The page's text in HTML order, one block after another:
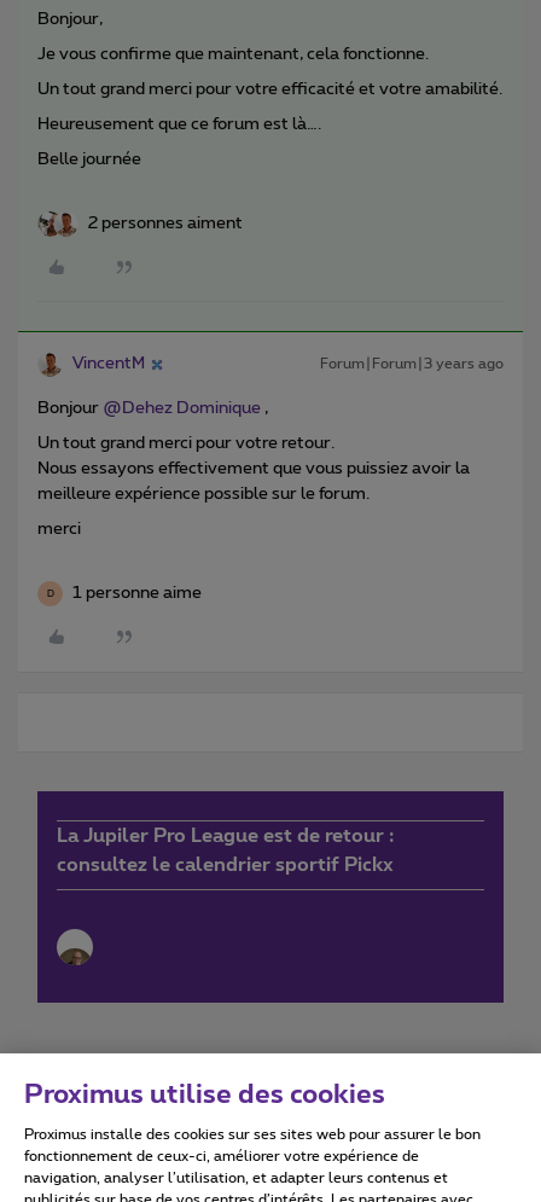
Bonjour,
Je vous confirme que maintenant, cela fonctionne.
Un tout grand merci pour votre efficacité et votre amabilité.
Heureusement que ce forum est là….
Belle journée
2 personnes aiment
VincentM Forum|Forum|3 years ago
Bonjour @Dehez Dominique ,
Un tout grand merci pour votre retour.
Nous essayons effectivement que vous puissiez avoir la
meilleure expérience possible sur le forum.
merci
D 1 personne aime
La Jupiler Pro League est de retour :
consultez le calendrier sportif Pickx
Conditions d'utilisation Accessibility statement
Proximus utilise des cookies
Proximus installe des cookies sur ses sites web pour assurer le bon
fonctionnement de ceux-ci, améliorer votre expérience de
navigation, analyser l’utilisation, et adapter leurs contenus et